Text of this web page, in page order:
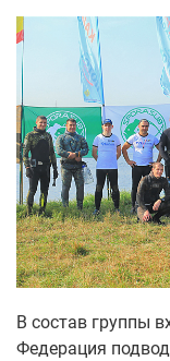
В состав группы
Федерация